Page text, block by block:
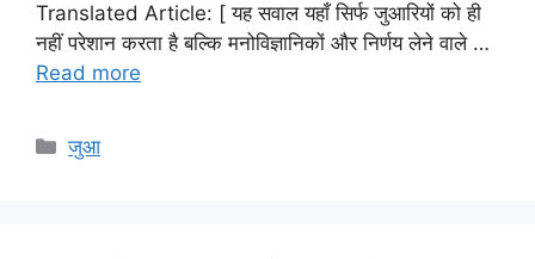
Translated Article: [ यह सवाल यहाँ सिर्फ जुआरियों को ही
नहीं परेशान करता है बल्कि मनोविज्ञानिकों और निर्णय लेने वाले …
Read more
Categories
जुआ